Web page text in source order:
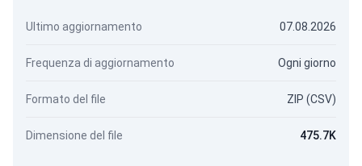
Ultimo aggiornamento 07.08.2026
Frequenza di aggiornamento Ogni giorno
Formato del file ZIP (CSV)
Dimensione del file 475.7K